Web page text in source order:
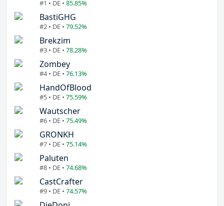
#1 • DE • 85.85%
BastiGHG
#2 • DE • 79.52%
Brekzim
#3 • DE • 78.28%
Zombey
#4 • DE • 76.13%
HandOfBlood
#5 • DE • 75.59%
Wautscher
#6 • DE • 75.49%
GRONKH
#7 • DE • 75.14%
Paluten
#8 • DE • 74.68%
CastCrafter
#9 • DE • 74.57%